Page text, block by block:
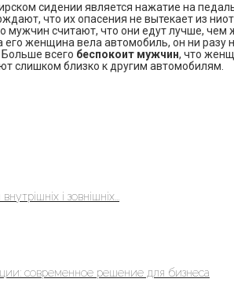
сидении является нажатие на
что их опасения не вытекает из
мужчин считают, что они едут лучше,
его женщина вела автомобиль, он ни разу
всего беспокоит мужчин, что
слишком близко к другим автомобилям.
і зовнішніх...
современное решение для бизнеса